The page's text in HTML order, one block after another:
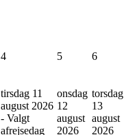
4 5 6
tirsdag 11
august 2026
- Valgt
afrejsedag
onsdag
12
august
2026
torsdag
13
august
2026